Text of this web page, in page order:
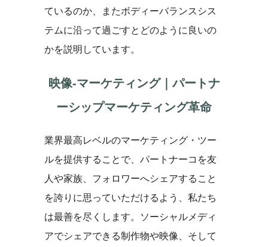
ているのか、またボディーバランスシス
テムに沿って過ごすとどのように良いの
かを説明しています。
映像-マーケティング｜パートナ
ーシップマーケティング革命
業界最高レベルのマーケティング・ツー
ルを提供することで、パートナーコを友
人や家族、フォロワーへシェアすること
を誇りに思っていただけるよう、私たち
は最善を尽くします。ソーシャルメディ
アでシェアできる制作物や映像、そして